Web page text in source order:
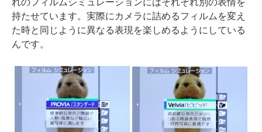
持たせています。実際にカメラに詰めるフィルムを変え
た時と同じように異なる表現を楽しめるようにしている
んです。